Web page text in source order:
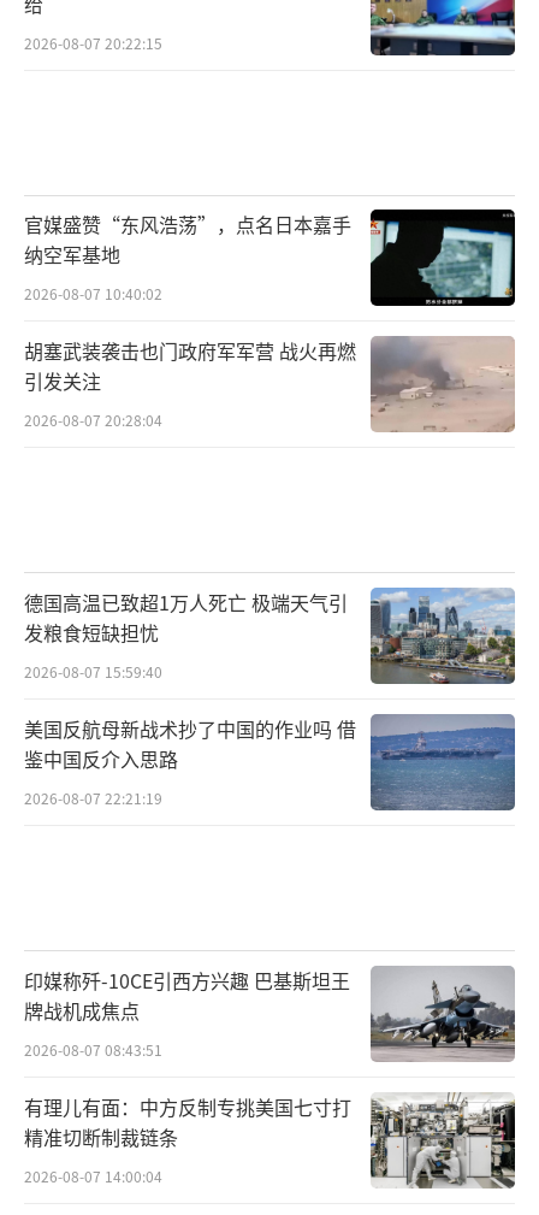
2026-08-07 20:22:15
官媒盛赞“东风浩荡”，点名日本嘉手
纳空军基地
2026-08-07 10:40:02
胡塞武装袭击也门政府军军营 战火再燃
引发关注
2026-08-07 20:28:04
德国高温已致超1万人死亡 极端天气引
发粮食短缺担忧
2026-08-07 15:59:40
美国反航母新战术抄了中国的作业吗 借
鉴中国反介入思路
2026-08-07 22:21:19
印媒称歼-10CE引西方兴趣 巴基斯坦王
牌战机成焦点
2026-08-07 08:43:51
有理儿有面：中方反制专挑美国七寸打
精准切断制裁链条
2026-08-07 14:00:04